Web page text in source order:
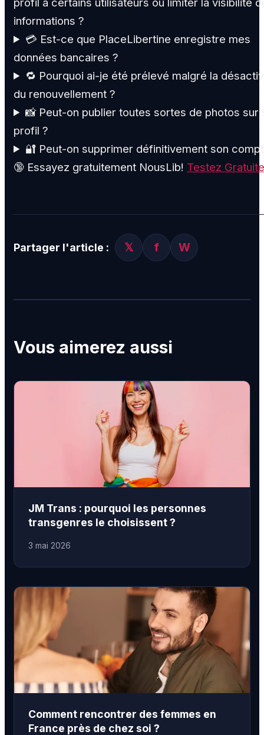
informations ?
💳 Est-ce que PlaceLibertine enregistre mes
données bancaires ?
🔁 Pourquoi ai-je été prélevé malgré la
du renouvellement ?
📸 Peut-on publier toutes sortes de photos sur
profil ?
🔐 Peut-on supprimer définitivement son
🔞 Essayez gratuitement NousLib! Testez
Partager l'article : 𝕏 f W
Vous aimerez aussi
JM Trans : pourquoi les personnes
transgenres le choisissent ?
3 mai 2026
Comment rencontrer des femmes en
France près de chez soi ?